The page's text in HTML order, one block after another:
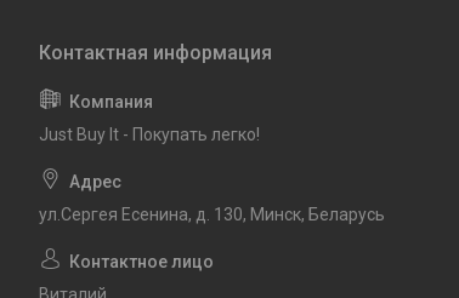
Just Buy It - Покупать легко!
ул.Сергея Есенина, д. 130, Минск, Беларусь